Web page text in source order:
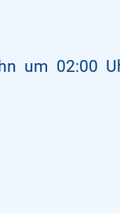
um 02:00